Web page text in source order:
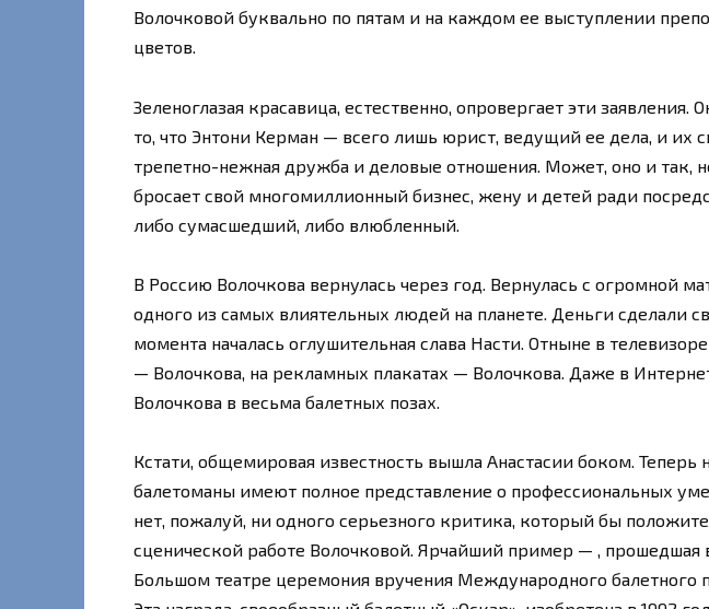
Волочковой буквально по пятам и на каждом ее выступлении
цветов.
Зеленоглазая красавица, естественно, опровергает эти заявления.
то, что Энтони Керман — всего лишь юрист, ведущий ее дела, и их
трепетно-нежная дружба и деловые отношения. Может, оно и так,
бросает свой многомиллионный бизнес, жену и детей ради
либо сумасшедший, либо влюбленный.
В Россию Волочкова вернулась через год. Вернулась с огромной
одного из самых влиятельных людей на планете. Деньги сделали
момента началась оглушительная слава Насти. Отныне в
— Волочкова, на рекламных плакатах — Волочкова. Даже в
Волочкова в весьма балетных позах.
Кстати, общемировая известность вышла Анастасии боком. Теперь
балетоманы имеют полное представление о профессиональных
нет, пожалуй, ни одного серьезного критика, который бы
сценической работе Волочковой. Ярчайший пример — , прошедшая
Большом театре церемония вручения Международного балетного